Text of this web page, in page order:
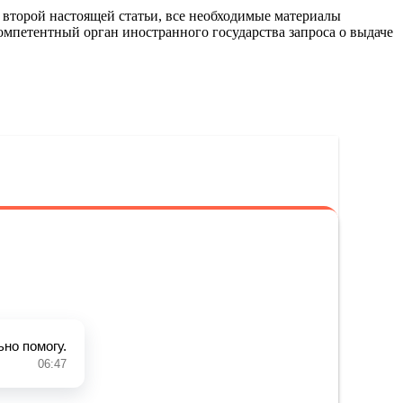
настоящей статьи, все необходимые материалы
орган иностранного государства запроса о выдаче